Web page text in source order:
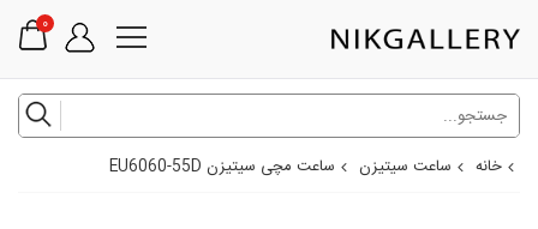
0
خانه ساعت سیتیزن ساعت مچی سیتیزن EU6060-55D